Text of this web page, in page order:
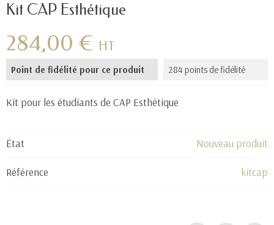
Kit CAP Esthétique
284,00 € HT
Point de fidélité pour ce produit 284 points de fidélité
Kit pour les étudiants de CAP Esthétique
État Nouveau produit
Référence kitcap